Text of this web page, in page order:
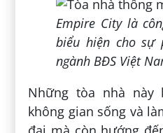
Empire City là
biểu hiện cho sự
ngành BĐS Việt
Những tòa nhà này
không gian sống và